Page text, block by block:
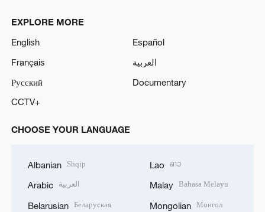
EXPLORE MORE
English
Español
Français
العربية
Русский
Documentary
CCTV+
CHOOSE YOUR LANGUAGE
Albanian Shqip
Arabic العربية
Belarusian Беларуская
Lao ລາວ
Malay Bahasa Melayu
Mongolian Монгол